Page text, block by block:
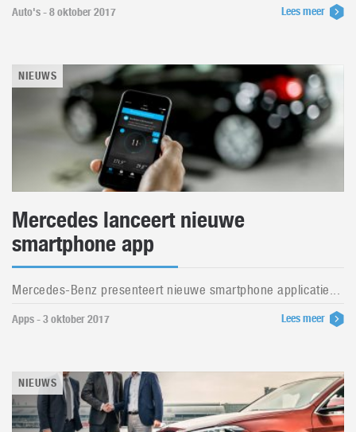
Auto's - 8 oktober 2017 Lees meer
NIEUWS
Mercedes lanceert nieuwe
smartphone app
Mercedes-Benz presenteert nieuwe smartphone applicatie...
Apps - 3 oktober 2017 Lees meer
NIEUWS